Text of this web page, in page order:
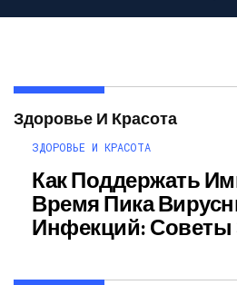
Здоровье И Красота
ЗДОРОВЬЕ И КРАСОТА
Как Поддержать
Время Пика
Инфекций: Советы